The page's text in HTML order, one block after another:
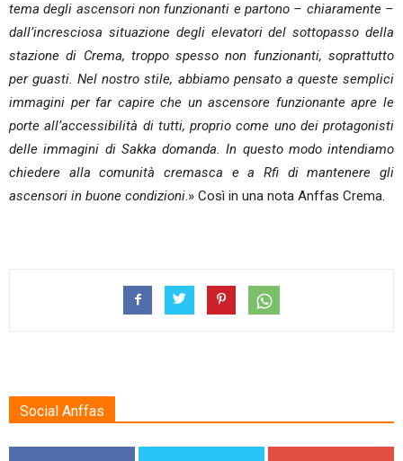
tema degli ascensori non funzionanti e partono – chiaramente –
dall’incresciosa situazione degli elevatori del sottopasso della
stazione di Crema, troppo spesso non funzionanti, soprattutto
per guasti. Nel nostro stile, abbiamo pensato a queste semplici
immagini per far capire che un ascensore funzionante apre le
porte all’accessibilità di tutti, proprio come uno dei protagonisti
delle immagini di Sakka domanda. In questo modo intendiamo
chiedere alla comunità cremasca e a Rfi di mantenere gli
ascensori in buone condizioni.» Così in una nota Anffas Crema.
Social Anffas